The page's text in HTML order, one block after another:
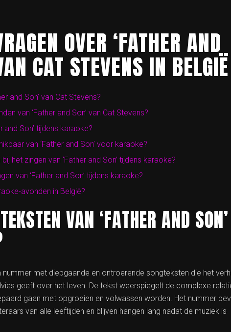
OVER ‘FATHER AND
CAT STEVENS IN BELGIË
and Son’ van Cat Stevens?
van ‘Father and Son’ van Cat Stevens?
and Son’ tijdens karaoke?
van ‘Father and Son’ voor karaoke?
het zingen van ‘Father and Son’ tijdens karaoke?
van ‘Father and Son’ tijdens karaoke?
avonden in België?
VAN ‘FATHER AND SON’
nummer met diepgaande en ontroerende songteksten die het
geeft over het leven. De tekst weerspiegelt de complexe
gaan met opgroeien en volwassen worden. Het nummer
van alle leeftijden en blijven hangen lang nadat de muziek is